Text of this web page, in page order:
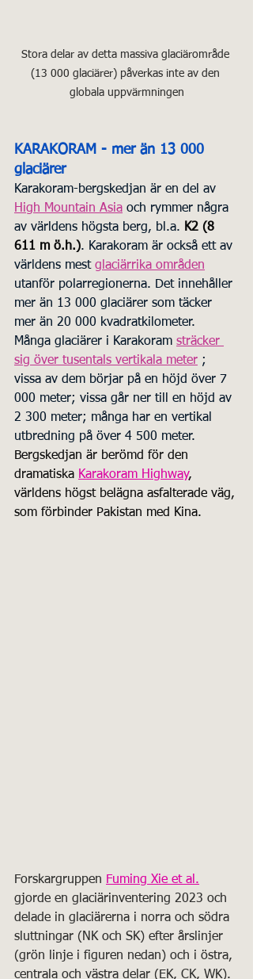
Stora delar av detta massiva glaciärområde
(13 000 glaciärer) påverkas inte av den
globala uppvärmningen
KARAKORAM - mer än 13 000
glaciärer
Karakoram-bergskedjan är en del av
High Mountain Asia och rymmer några
av världens högsta berg, bl.a. K2 (8
611 m ö.h.). Karakoram är också ett av
världens mest glaciärrika områden
utanför polarregionerna. Det innehåller
mer än 13 000 glaciärer som täcker
mer än 20 000 kvadratkilometer.
Många glaciärer i Karakoram sträcker
sig över tusentals vertikala meter ;
vissa av dem börjar på en höjd över 7
000 meter; vissa går ner till en höjd av
2 300 meter; många har en vertikal
utbredning på över 4 500 meter.
Bergskedjan är berömd för den
dramatiska Karakoram Highway,
världens högst belägna asfalterade väg,
som förbinder Pakistan med Kina.
Forskargruppen Fuming Xie et al.
gjorde en glaciärinventering 2023 och
delade in glaciärerna i norra och södra
sluttningar (NK och SK) efter årslinjer
(grön linje i figuren nedan) och i östra,
centrala och västra delar (EK, CK, WK).